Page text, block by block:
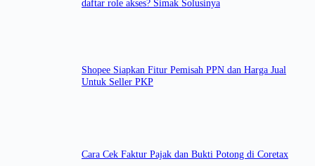
daftar role akses? Simak Solusinya
Shopee Siapkan Fitur Pemisah PPN dan Harga Jual
Untuk Seller PKP
Cara Cek Faktur Pajak dan Bukti Potong di Coretax